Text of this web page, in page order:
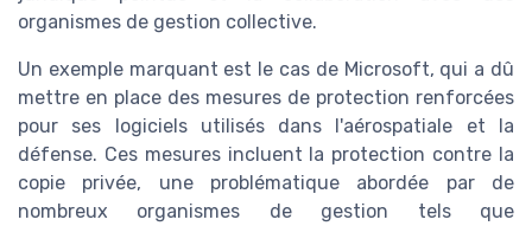
organismes de gestion collective.
Un exemple marquant est le cas de Microsoft, qui a dû
mettre en place des mesures de protection renforcées
pour ses logiciels utilisés dans l'aérospatiale et la
défense. Ces mesures incluent la protection contre la
copie privée, une problématique abordée par de
nombreux organismes de gestion tels que